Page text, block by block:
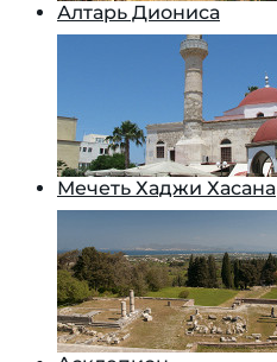
Алтарь Диониса
Мечеть Хаджи Хасана